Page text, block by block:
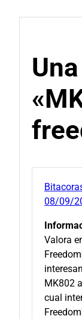
08/09/
Valora
MK802
cual